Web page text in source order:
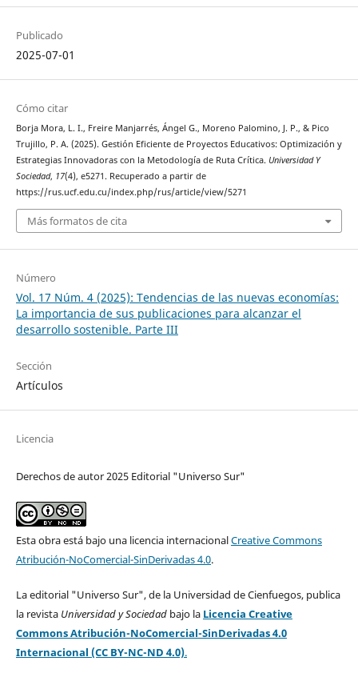
Publicado
2025-07-01
Cómo citar
Borja Mora, L. I., Freire Manjarrés, Ángel G., Moreno Palomino, J. P., & Pico
Trujillo, P. A. (2025). Gestión Eficiente de Proyectos Educativos: Optimización y
Estrategias Innovadoras con la Metodología de Ruta Crítica. Universidad Y
Sociedad, 17(4), e5271. Recuperado a partir de
https://rus.ucf.edu.cu/index.php/rus/article/view/5271
Más formatos de cita
Número
Vol. 17 Núm. 4 (2025): Tendencias de las nuevas economías:
La importancia de sus publicaciones para alcanzar el
desarrollo sostenible. Parte III
Sección
Artículos
Licencia
Derechos de autor 2025 Editorial "Universo Sur"
Esta obra está bajo una licencia internacionalCreative Commons
Atribución-NoComercial-SinDerivadas 4.0.
La editorial "Universo Sur", de la Universidad de Cienfuegos, publica
la revista Universidad y Sociedad bajo la Licencia Creative
Commons Atribución-NoComercial-SinDerivadas 4.0
Internacional (CC BY-NC-ND 4.0).